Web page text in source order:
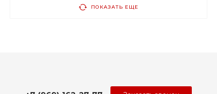
ПОКАЗАТЬ ЕЩЕ